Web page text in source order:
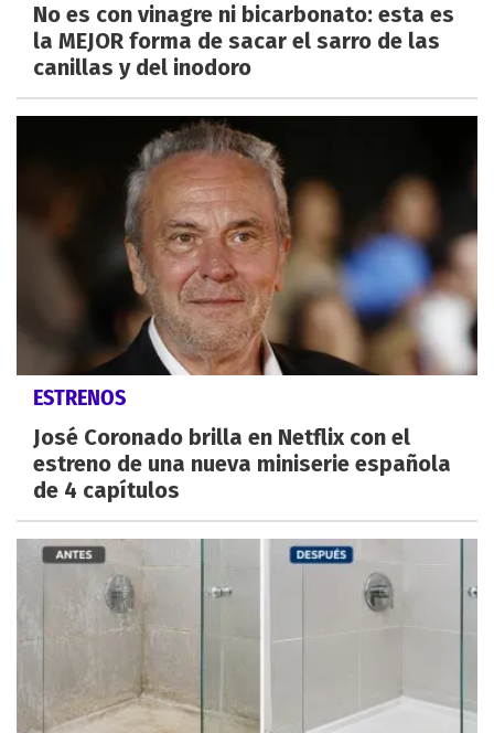
No es con vinagre ni bicarbonato: esta es
la MEJOR forma de sacar el sarro de las
canillas y del inodoro
ESTRENOS
José Coronado brilla en Netflix con el
estreno de una nueva miniserie española
de 4 capítulos